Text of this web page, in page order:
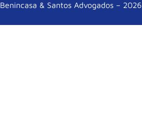
Benincasa & Santos Advogados – 2026